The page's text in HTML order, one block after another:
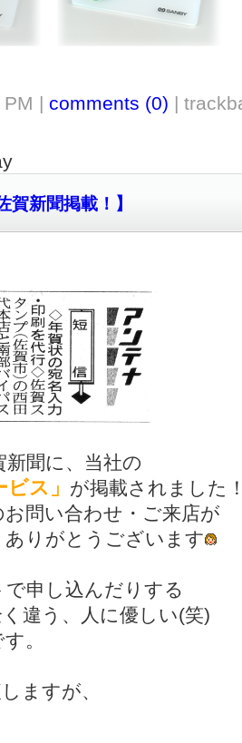
PM | comments (0) |
賀新聞掲載！】
新聞に、当社の
ス」 が掲載されました
問い合わせ・ご来店が
りがとうございます
申し込んだりする
違う、人に優しい(笑)
。
ますが、